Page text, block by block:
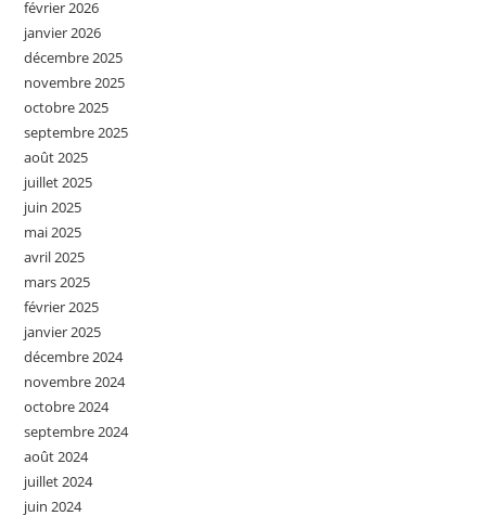
février 2026
janvier 2026
décembre 2025
novembre 2025
octobre 2025
septembre 2025
août 2025
juillet 2025
juin 2025
mai 2025
avril 2025
mars 2025
février 2025
janvier 2025
décembre 2024
novembre 2024
octobre 2024
septembre 2024
août 2024
juillet 2024
juin 2024